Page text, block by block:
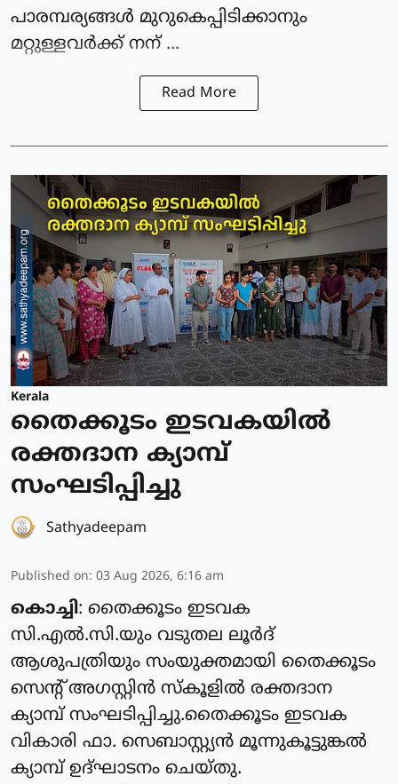
പാരമ്പര്യങ്ങൾ മുറുകെപ്പിടിക്കാനും
മറ്റുള്ളവർക്ക് നന് ...
Read More
Kerala
തൈക്കൂടം ഇടവകയിൽ
രക്തദാന ക്യാമ്പ്
സംഘടിപ്പിച്ചു
Sathyadeepam
Published on: 03 Aug 2026, 6:16 am
കൊച്ചി: തൈക്കൂടം ഇടവക
സി.എൽ.സി.യും വടുതല ലൂർദ്
ആശുപത്രിയും സംയുക്തമായി തൈക്കൂടം
സെന്റ് അഗസ്റ്റിൻ സ്കൂളിൽ രക്തദാന
ക്യാമ്പ് സംഘടിപ്പിച്ചു.തൈക്കൂടം ഇടവക
വികാരി ഫാ. സെബാസ്റ്റ്യൻ മൂന്നുകൂട്ടുങ്കൽ
ക്യാമ്പ് ഉദ്ഘാടനം ചെയ്തു.